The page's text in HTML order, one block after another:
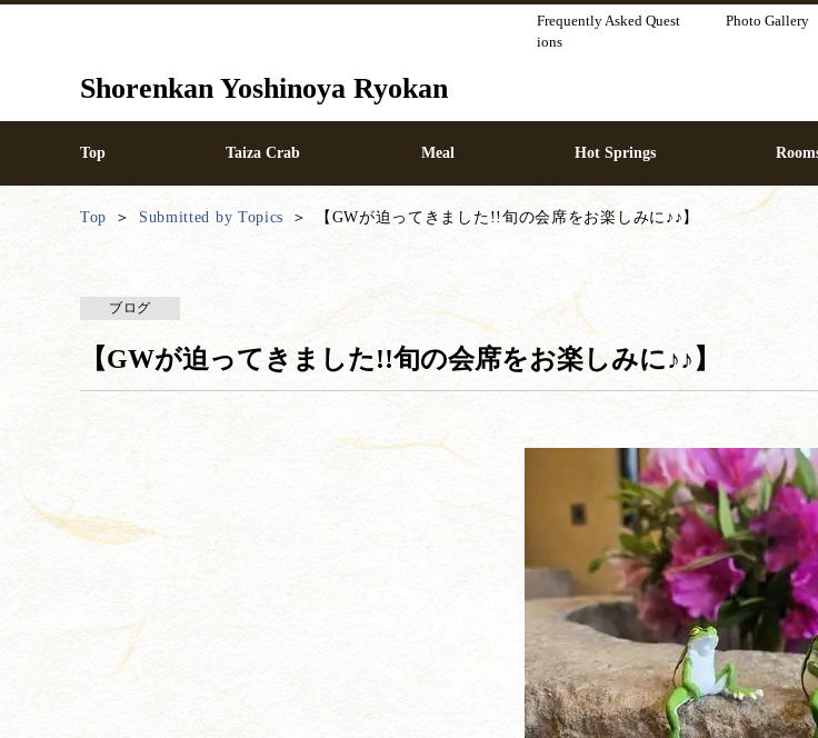
Frequently Asked Quest
ions
Photo Gallery
Shorenkan Yoshinoya Ryokan
Top Taiza Crab Meal Hot Springs
Top Submitted by Topics 【GWが迫ってきました!!旬の会席をお楽しみに♪♪】
ブログ
【GWが迫ってきました!!旬の会席をお楽しみに♪♪】